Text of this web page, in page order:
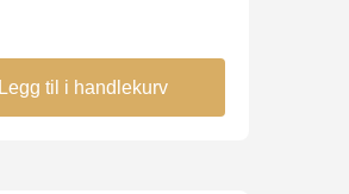
Legg til i handlekurv